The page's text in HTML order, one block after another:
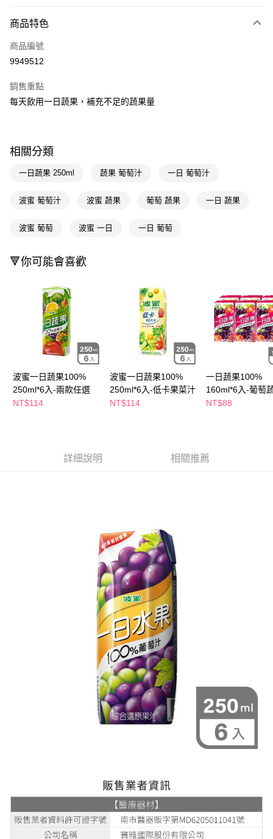
POYA支付
信用卡一次付款
LINE Pay
街口支付
相關說明
便利好安心！
２．便利：只要手機號碼，簡訊認證，即可結帳。
３．安心：先確認商品／服務後，再付款。
【「AFTEE先享後付」結帳流程】
１．於結帳方式選擇「AFTEE先享後付」後，將跳轉至「AFTEE先享後付」
結帳頁面，進行簡訊認證並確認金額後，即可完成結帳。
２．訂單成立數日內，您將收到繳費通知簡訊。
３．收到繳費通知簡訊後14天內，點擊此簡訊中的連結，可透過四大超商／
ATM／網路銀行／等多元方式進行付款，方視為交易完成。
※ 請注意：結帳手續完成當下不需立刻繳費，但若您需要取消訂單，請聯絡
購買商品的店家。未經商家同意取消之訂單仍視為有效，需透過AFTEE先享
後付繳納相關費用。
「AFTEE先享後付」，若未經同意申辦者引起之損失，本公司不負相關責
４．使用「AFTEE先享後付」時，將依據個別帳號之用戶狀況，依本公司即
時審查核予不同之上限額度；若仍有額度不足之情形，本公司將視審查結果
５．嚴禁一人註冊多個帳號或使用他人資訊註冊。若發現惡意使用之情形，
恩沛科技股份有限公司將有權停止該用戶之使用額度並採取法律行動。
全家取貨付款
每筆NT$65，滿NT$390(含以上)免運費
付款後全家取貨
每筆NT$65，滿NT$390(含以上)免運費
萊爾富取貨付款
每筆NT$65，滿NT$490(含以上)免運費
每筆NT$100，滿NT$790(含以上)免運費
付款後寶雅門市自取(由倉庫統一出貨)
每筆NT$80，滿NT$290(含以上)免運費
商品特色
商品編號
9949512
銷售重點
每天飲用一日蔬果，補充不足的蔬果量
相關分類
一日蔬果 250ml 蔬果 葡萄汁 一日 葡萄汁
波蜜 葡萄汁 波蜜 蔬果 葡萄 蔬果 一日 蔬果
波蜜 葡萄 波蜜 一日 一日 葡萄
🔻你可能會喜歡
波蜜一日蔬果100%
250ml*6入-兩款任選
NT$114
波蜜一日蔬果100%
250ml*6入-低卡果菜汁
NT$114
一日蔬果100%
160ml*6入-葡萄
(包裝隨機出貨)
NT$88
詳細說明 相關推薦